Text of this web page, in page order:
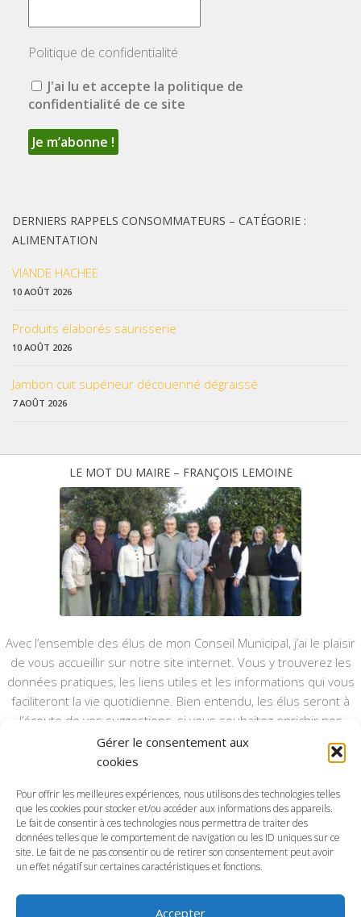
Gérer le consentement aux
cookies
Pour offrir les meilleures expériences, nous utilisons des technologies telles
que les cookies pour stocker et/ou accéder aux informations des appareils.
Le fait de consentir à ces technologies nous permettra de traiter des
données telles que le comportement de navigation ou les ID uniques sur ce
site. Le fait de ne pas consentir ou de retirer son consentement peut avoir
un effet négatif sur certaines caractéristiques et fonctions.
Accepter
Politique de confidentialité
J'ai lu et accepte la politique de
confidentialité de ce site
DERNIERS RAPPELS CONSOMMATEURS – CATÉGORIE :
ALIMENTATION
VIANDE HACHEE
10 AOÛT 2026
Produits élaborés saurisserie
10 AOÛT 2026
Jambon cuit supérieur découenné dégraissé
7 AOÛT 2026
LE MOT DU MAIRE – FRANÇOIS LEMOINE
Avec l’ensemble des élus de mon Conseil Municipal, j’ai le plaisir
de vous accueillir sur notre site internet. Vous y trouverez les
données pratiques, les liens utiles et les informations qui vous
faciliteront la vie quotidienne. Bien entendu, les élus seront à
l’écoute de vos suggestions, si vous souhaitez enrichir nos
rubriques ou nos informations.
Ce type de communication vient en complément du bulletin
annuel, nous le ferons vivre et il sera actualisé pour mieux vous
informer.
Bonne visite à toutes et à tous.